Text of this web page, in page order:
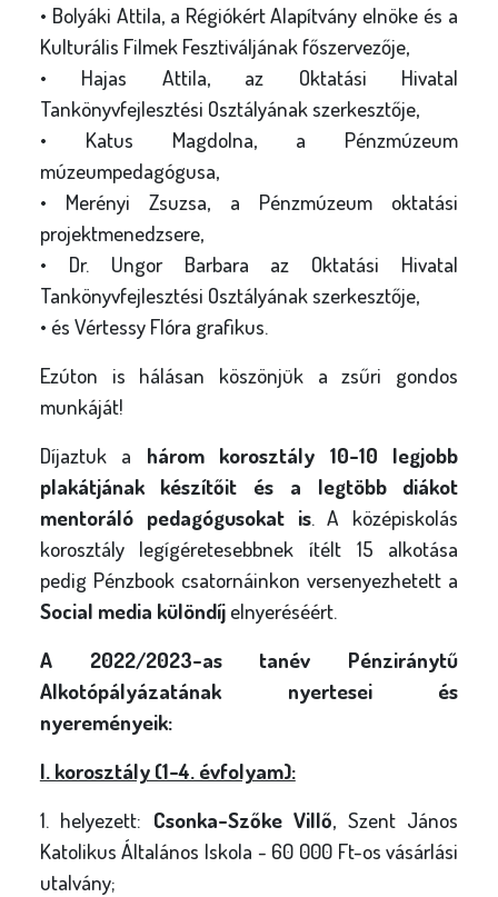
• Bolyáki Attila, a Régiókért Alapítvány elnöke és a
Kulturális Filmek Fesztiváljának főszervezője,
• Hajas Attila, az Oktatási Hivatal
Tankönyvfejlesztési Osztályának szerkesztője,
• Katus Magdolna, a Pénzmúzeum
múzeumpedagógusa,
• Merényi Zsuzsa, a Pénzmúzeum oktatási
projektmenedzsere,
• Dr. Ungor Barbara az Oktatási Hivatal
Tankönyvfejlesztési Osztályának szerkesztője,
• és Vértessy Flóra grafikus.
Ezúton is hálásan köszönjük a zsűri gondos
munkáját!
Díjaztuk a három korosztály 10-10 legjobb
plakátjának készítőit és a legtöbb diákot
mentoráló pedagógusokat is. A középiskolás
korosztály legígéretesebbnek ítélt 15 alkotása
pedig Pénzbook csatornáinkon versenyezhetett a
Social media különdíjelnyeréséért.
A 2022/2023-as tanév Pénziránytű
Alkotópályázatának nyertesei és
nyereményeik:
I. korosztály (1-4. évfolyam):
1. helyezett: Csonka-Szőke Villő, Szent János
Katolikus Általános Iskola - 60 000 Ft-os vásárlási
utalvány;